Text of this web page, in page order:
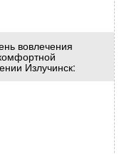
вовлечения
Излучинск: